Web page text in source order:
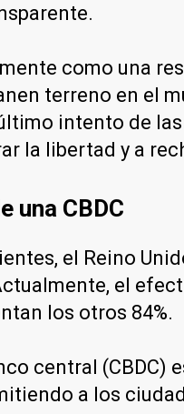
como una
terreno en el
intento de
la libertad y a
una CBDC
el Reino
el
los otros 84%.
central (CBDC)
a los